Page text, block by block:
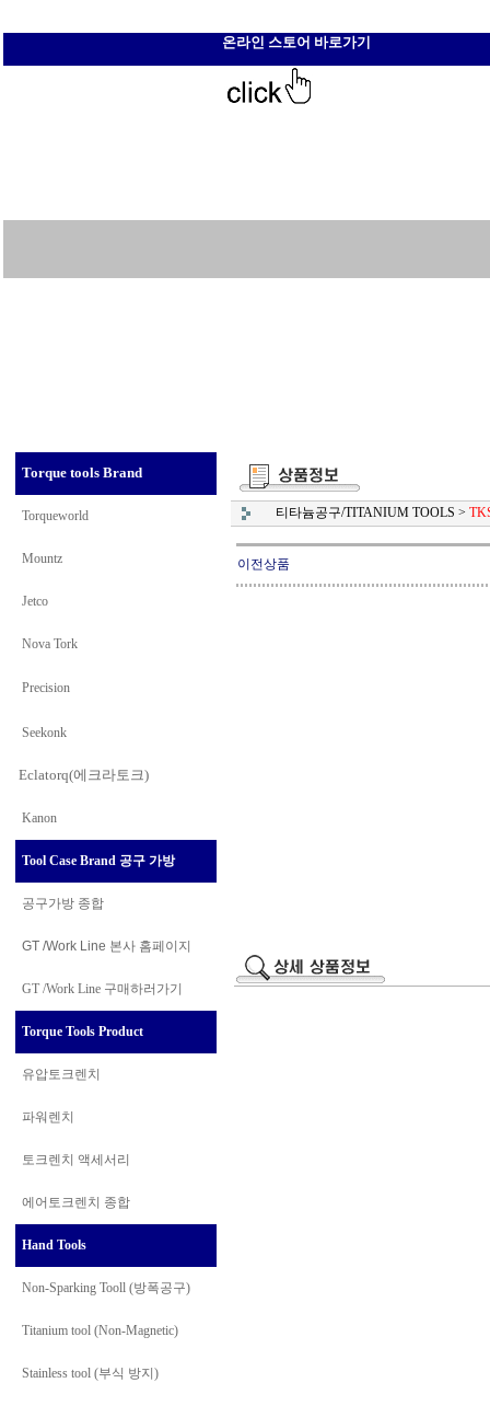
온라인 스토어 바로가기
Torque tools Brand
Torqueworld
Mountz
Jetco
Nova Tork
Precision
Seekonk
Eclatorq(에크라토크)
Kanon
Tool Case Brand 공구 가방
공구가방 종합
GT /Work Line 본사 홈페이지
GT /Work Line 구매하러가기
Torque Tools Product
유압토크렌치
파워렌치
토크렌치 액세서리
에어토크렌치 종합
Hand Tools
Non-Sparking Tooll (방폭공구)
Titanium tool (Non-Magnetic)
Stainless tool (부식 방지)
티타늄공구/TITANIUM TOOLS >
이전상품